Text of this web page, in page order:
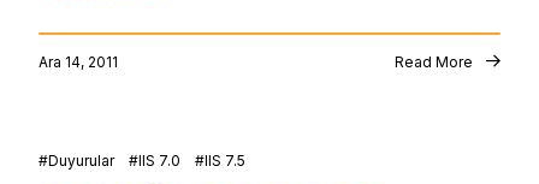
Ara 14, 2011 Read More
Duyurular IIS 7.0 IIS 7.5